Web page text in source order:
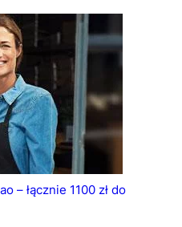
– łącznie 1100 zł do